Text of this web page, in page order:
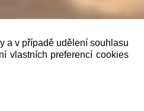
Zároveň je povinen
a v případě udělení souhlasu
vlastních preferencí cookies